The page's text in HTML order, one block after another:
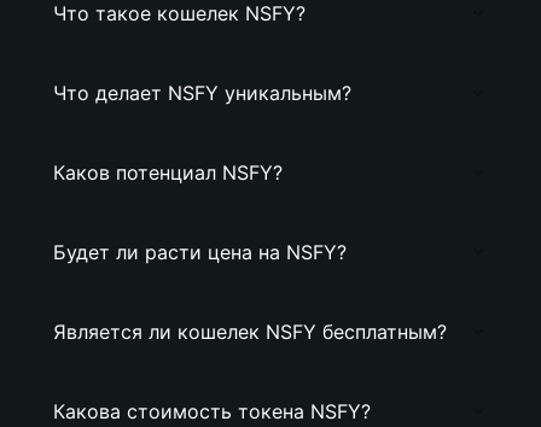
Что такое кошелек NSFY?
Что делает NSFY уникальным?
Каков потенциал NSFY?
Будет ли расти цена на NSFY?
Является ли кошелек NSFY бесплатным?
Какова стоимость токена NSFY?